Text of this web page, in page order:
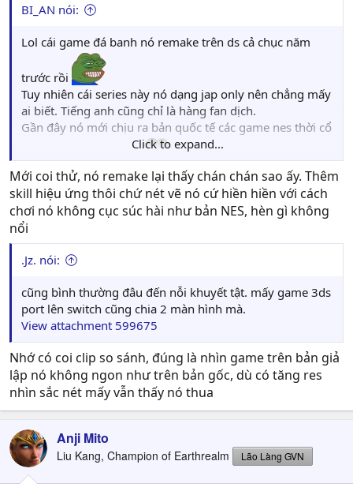
BI_AN nói:
Lol cái game đá banh nó remake trên ds cả chục năm
trước rồi
Tuy nhiên cái series này nó dạng jap only nên chẳng mấy
ai biết. Tiếng anh cũng chỉ là hàng fan dịch.
Gần đây nó mới chịu ra bản quốc tế các game nes thời cổ
đại trên thằng switch
Click to expand...
Mới coi thử, nó remake lại thấy chán chán sao ấy. Thêm
skill hiệu ứng thôi chứ nét vẽ nó cứ hiền hiền với cách
chơi nó không cục súc hài như bản NES, hèn gì không
nổi
.Jz. nói:
cũng bình thường đâu đến nỗi khuyết tật. mấy game 3ds
port lên switch cũng chia 2 màn hình mà.
View attachment 599675
Nhớ có coi clip so sánh, đúng là nhìn game trên bản giả
lập nó không ngon như trên bản gốc, dù có tăng res
nhìn sắc nét mấy vẫn thấy nó thua
Anji Mito
Liu Kang, Champion of Earthrealm Lão Làng GVN